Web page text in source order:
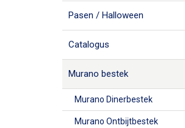
Pasen / Halloween
Catalogus
Murano bestek
Murano Dinerbestek
Murano Ontbijtbestek